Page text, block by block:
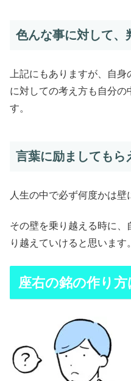
色んな事に対して、
上記にもありますが、自
に対しての考え方も自分の
す。
言葉に励ましてもら
人生の中で必ず何度かは壁
その壁を乗り越える時に
り越えていけると思います。
座右の銘の作り方